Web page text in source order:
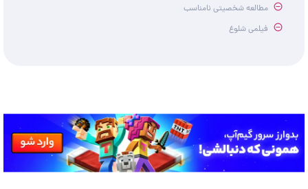
مطالعه شخصیتی نامناسب
فیلمی شلوغ